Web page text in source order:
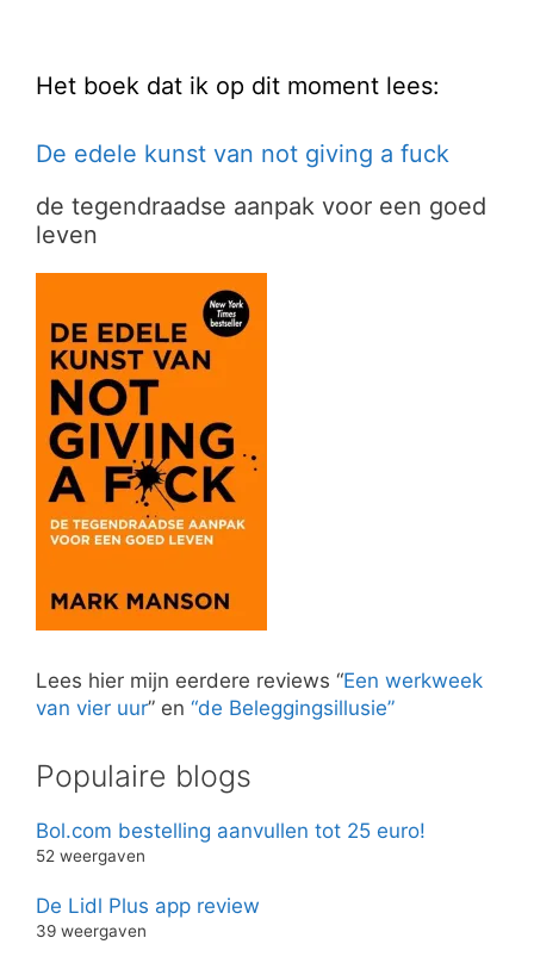
Het boek dat ik op dit moment lees:
De edele kunst van not giving a fuck
de tegendraadse aanpak voor een goed
leven
Lees hier mijn eerdere reviews “Een werkweek
van vier uur” en “de Beleggingsillusie”
Populaire blogs
Bol.com bestelling aanvullen tot 25 euro!
52 weergaven
De Lidl Plus app review
39 weergaven